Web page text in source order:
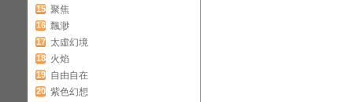
15 聚焦
16 飄渺
17 太虛幻境
18 火焰
19 自由自在
20 紫色幻想